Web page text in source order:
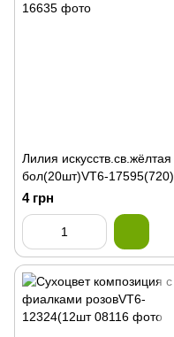
Лилия искусств.св.жёлтая
бол(20шт)VT6-17595(720)
4 грн